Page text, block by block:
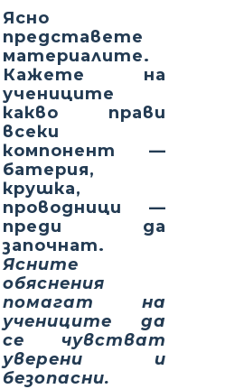
Ясно
представете
материалите.
Кажете на
учениците
какво прави
всеки
компонент —
батерия,
крушка,
проводници —
преди да
започнат.
Ясните
обяснения
помагат на
учениците да
се чувстват
уверени и
безопасни.